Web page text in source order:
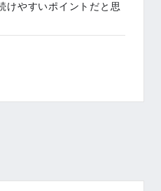
けやすいポイントだと思